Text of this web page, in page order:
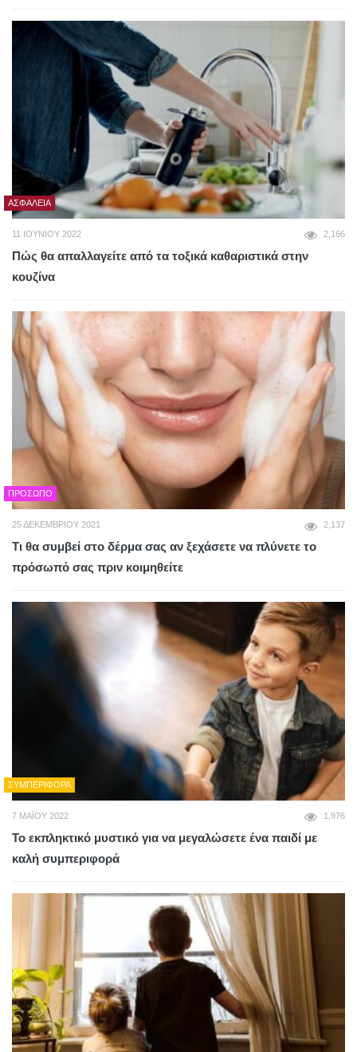
ΑΣΦΆΛΕΙΑ
11 ΙΟΥΝΊΟΥ 2022 2,166
Πώς θα απαλλαγείτε από τα τοξικά καθαριστικά στην
κουζίνα
ΠΡΌΣΩΠΟ
25 ΔΕΚΕΜΒΡΊΟΥ 2021 2,137
Τι θα συμβεί στο δέρμα σας αν ξεχάσετε να πλύνετε το
πρόσωπό σας πριν κοιμηθείτε
ΣΥΜΠΕΡΙΦΟΡΆ
7 ΜΑΪ́ΟΥ 2022 1,976
Το εκπληκτικό μυστικό για να μεγαλώσετε ένα παιδί με
καλή συμπεριφορά